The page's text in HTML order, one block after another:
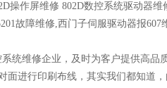
操作屏维修 802D数控系统驱动器维
故障维修,西门子伺服驱动器报607
统维修企业，及时为客户提供高品
面进行印刷布线，其实我们都知道